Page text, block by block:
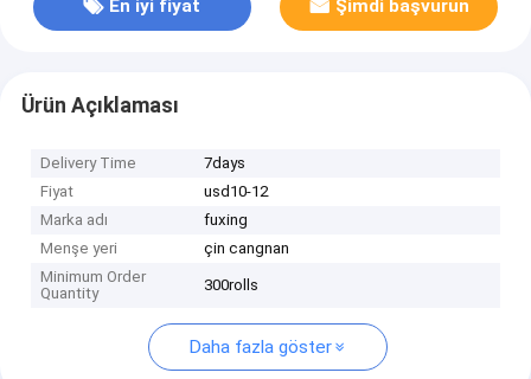
En iyi fiyat Şimdi başvurun
Ürün Açıklaması
Delivery Time
7days
Fiyat
usd10-12
Marka adı
fuxing
Menşe yeri
çin cangnan
Minimum Order
Quantity
300rolls
Daha fazla göster